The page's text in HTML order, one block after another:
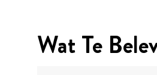
Wat Te